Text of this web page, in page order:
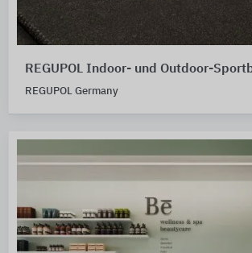
REGUPOL Indoor- und Outdoor-
REGUPOL Germany